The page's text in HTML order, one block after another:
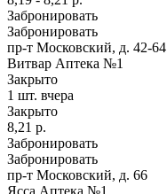
Забронировать
Забронировать
пр-т Московский, д. 42-64
Витвар Аптека №1
Закрыто
1 шт. вчера
Закрыто
8,21 р.
Забронировать
Забронировать
пр-т Московский, д. 66
Ясса Аптека №1